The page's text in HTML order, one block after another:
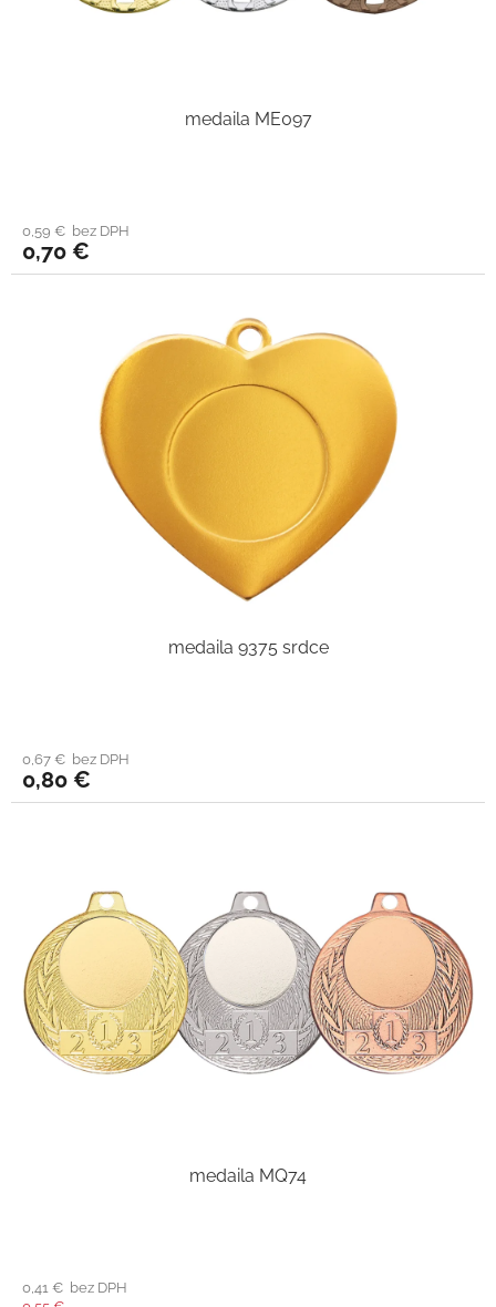
medaila ME097
0,59 € bez DPH
0,70 €
medaila 9375 srdce
0,67 € bez DPH
0,80 €
medaila MQ74
0,41 € bez DPH